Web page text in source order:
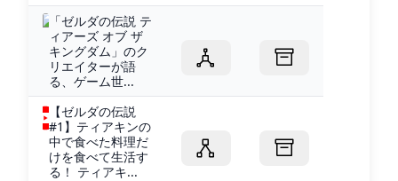
「ゼルダの伝説 テ
ィアーズ オブ ザ
キングダム」のク
リエイターが語
る、ゲーム世...
【ゼルダの伝説
#1】ティアキンの
中で食べた料理だ
けを食べて生活す
る！ ティアキ...